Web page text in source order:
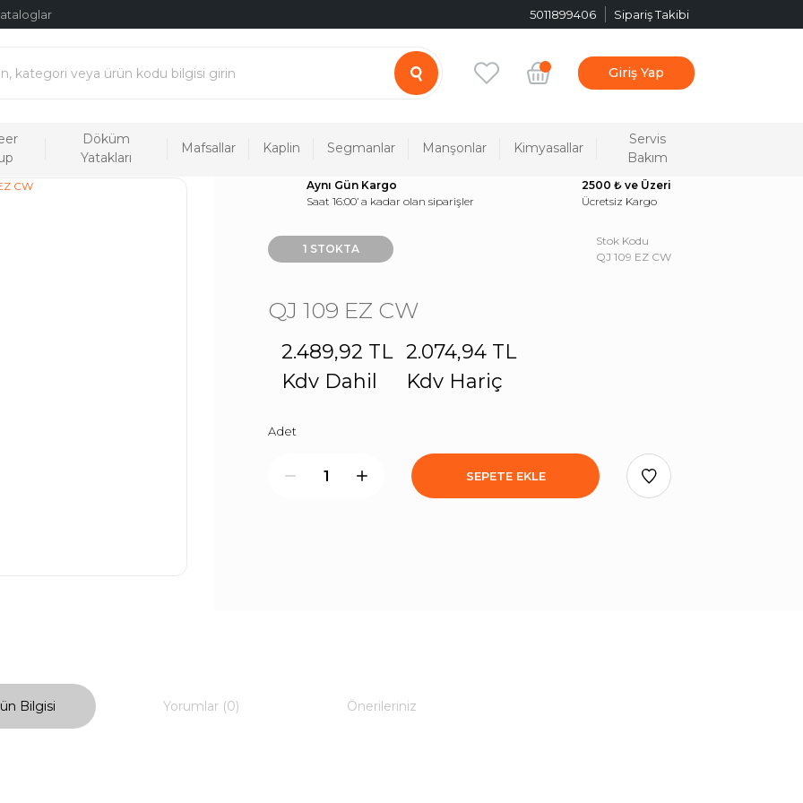
5011899406 Sipariş Takibi
Giriş Yap
Döküm
Yatakları
Mafsallar Kaplin Segmanlar Manşonlar Kimyasallar
Servis
Bakım
Aynı Gün Kargo
Saat 16:00’ a kadar olan siparişler
2500 ₺ ve Üzeri
Ücretsiz Kargo
1 STOKTA
Stok Kodu
QJ 109 EZ CW
QJ 109 EZ CW
2.489,92 TL
Kdv Dahil
2.074,94 TL
Kdv Hariç
Adet
SEPETE EKLE
Bilgisi Yorumlar (0) Önerileriniz